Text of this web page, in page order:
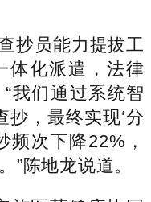
员能力提拔工
体化派遣，法律
我们通过系统智
抄，最终实现‘分
频次下降22%，
”陈地龙说道。